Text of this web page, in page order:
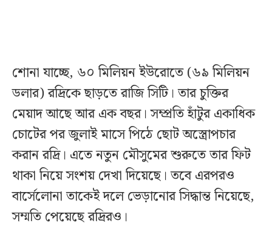
শোনা যাচ্ছে, ৬০ মিলিয়ন ইউরোতে (৬৯ মিলিয়ন
ডলার) রদ্রিকে ছাড়তে রাজি সিটি। তার চুক্তির
মেয়াদ আছে আর এক বছর। সম্প্রতি হাঁটুর একাধিক
চোটের পর জুলাই মাসে পিঠে ছোট অস্ত্রোপচার
করান রদ্রি। এতে নতুন মৌসুমের শুরুতে তার ফিট
থাকা নিয়ে সংশয় দেখা দিয়েছে। তবে এরপরও
বার্সেলোনা তাকেই দলে ভেড়ানোর সিদ্ধান্ত নিয়েছে,
সম্মতি পেয়েছে রদ্রিরও।